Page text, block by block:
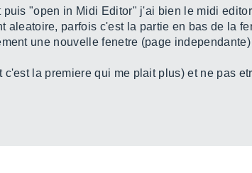
"open in Midi Editor" j'ai bien le midi
aleatoire, parfois c'est la partie en bas de la
une nouvelle fenetre (page
la premiere qui me plait plus) et ne pas